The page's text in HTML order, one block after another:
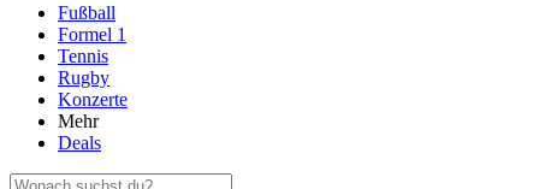
Fußball
Formel 1
Tennis
Rugby
Konzerte
Mehr
Deals